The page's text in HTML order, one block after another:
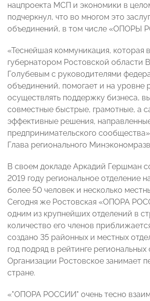
нацпроекта МСП и экономики в
подчеркнул, что во многом это
объединений, в том числе «ОПОРЫ
«Теснейшая коммуникация, которая
губернатором Ростовской области
Голубевым с руководителями
объединений, помогает и на уровне
осуществлять поддержку бизнеса,
совместные быстрые, грамотные, а
эффективные решения,
предпринимательского
Глава регионального
В своем докладе Аркадий Гершман
2019 году региональное отделение
более 50 человек и несколько
Сегодня же Ростовская «ОПОРА
одним из крупнейших отделений в
количество его членов
создано 35 районных и местных
год подряд в рейтинге региональных
Организации Ростовское занимает
стране.
«"ОПОРА РОССИИ" очень тесно